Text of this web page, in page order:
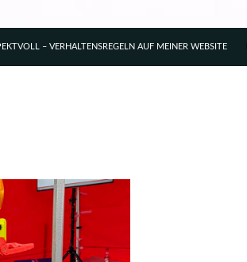
– VERHALTENSREGELN AUF MEINER WEBSITE